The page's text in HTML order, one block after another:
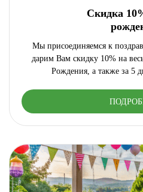
Скидка
Мы присоединяемся к
дарим Вам скидку 10% на
Рождения, а также за 5